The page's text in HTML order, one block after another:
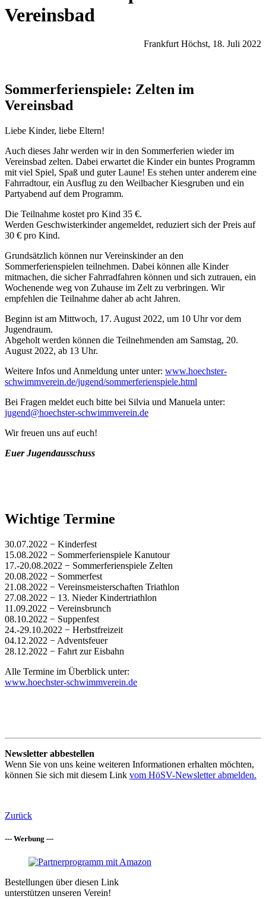
Vereinsbad
Frankfurt Höchst, 18. Juli 2022
Sommerferienspiele: Zelten im
Vereinsbad
Liebe Kinder, liebe Eltern!
Auch dieses Jahr werden wir in den Sommerferien wieder im
Vereinsbad zelten. Dabei erwartet die Kinder ein buntes Programm
mit viel Spiel, Spaß und guter Laune! Es stehen unter anderem eine
Fahrradtour, ein Ausflug zu den Weilbacher Kiesgruben und ein
Partyabend auf dem Programm.
Die Teilnahme kostet pro Kind 35 €.
Werden Geschwisterkinder angemeldet, reduziert sich der Preis auf
30 € pro Kind.
Grundsätzlich können nur Vereinskinder an den
Sommerferienspielen teilnehmen. Dabei können alle Kinder
mitmachen, die sicher Fahrradfahren können und sich zutrauen, ein
Wochenende weg von Zuhause im Zelt zu verbringen. Wir
empfehlen die Teilnahme daher ab acht Jahren.
Beginn ist am Mittwoch, 17. August 2022, um 10 Uhr vor dem
Jugendraum.
Abgeholt werden können die Teilnehmenden am Samstag, 20.
August 2022, ab 13 Uhr.
Weitere Infos und Anmeldung unter unter: www.hoechster-
schwimmverein.de/jugend/sommerferienspiele.html
Bei Fragen meldet euch bitte bei Silvia und Manuela unter:
jugend@hoechster-schwimmverein.de
Wir freuen uns auf euch!
Euer Jugendausschuss
Wichtige Termine
30.07.2022 − Kinderfest
15.08.2022 − Sommerferienspiele Kanutour
17.-20.08.2022 − Sommerferienspiele Zelten
20.08.2022 − Sommerfest
21.08.2022 − Vereinsmeisterschaften Triathlon
27.08.2022 − 13. Nieder Kindertriathlon
11.09.2022 − Vereinsbrunch
08.10.2022 − Suppenfest
24.-29.10.2022 − Herbstfreizeit
04.12.2022 − Adventsfeuer
28.12.2022 − Fahrt zur Eisbahn
Alle Termine im Überblick unter:
www.hoechster-schwimmverein.de
Newsletter abbestellen
Wenn Sie von uns keine weiteren Informationen erhalten möchten,
können Sie sich mit diesem Link vom HöSV-Newsletter abmelden.
Zurück
--- Werbung ---
Bestellungen über diesen Link
unterstützen unseren Verein!